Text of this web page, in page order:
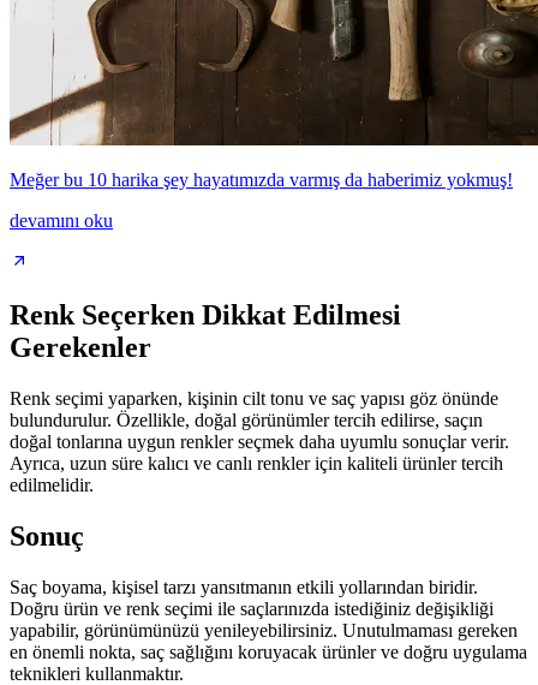
Meğer bu 10 harika şey hayatımızda varmış da haberimiz yokmuş!
devamını oku
Renk Seçerken Dikkat Edilmesi
Gerekenler
Renk seçimi yaparken, kişinin cilt tonu ve saç yapısı göz önünde
bulundurulur. Özellikle, doğal görünümler tercih edilirse, saçın
doğal tonlarına uygun renkler seçmek daha uyumlu sonuçlar verir.
Ayrıca, uzun süre kalıcı ve canlı renkler için kaliteli ürünler tercih
edilmelidir.
Sonuç
Saç boyama, kişisel tarzı yansıtmanın etkili yollarından biridir.
Doğru ürün ve renk seçimi ile saçlarınızda istediğiniz değişikliği
yapabilir, görünümünüzü yenileyebilirsiniz. Unutulmaması gereken
en önemli nokta, saç sağlığını koruyacak ürünler ve doğru uygulama
teknikleri kullanmaktır.